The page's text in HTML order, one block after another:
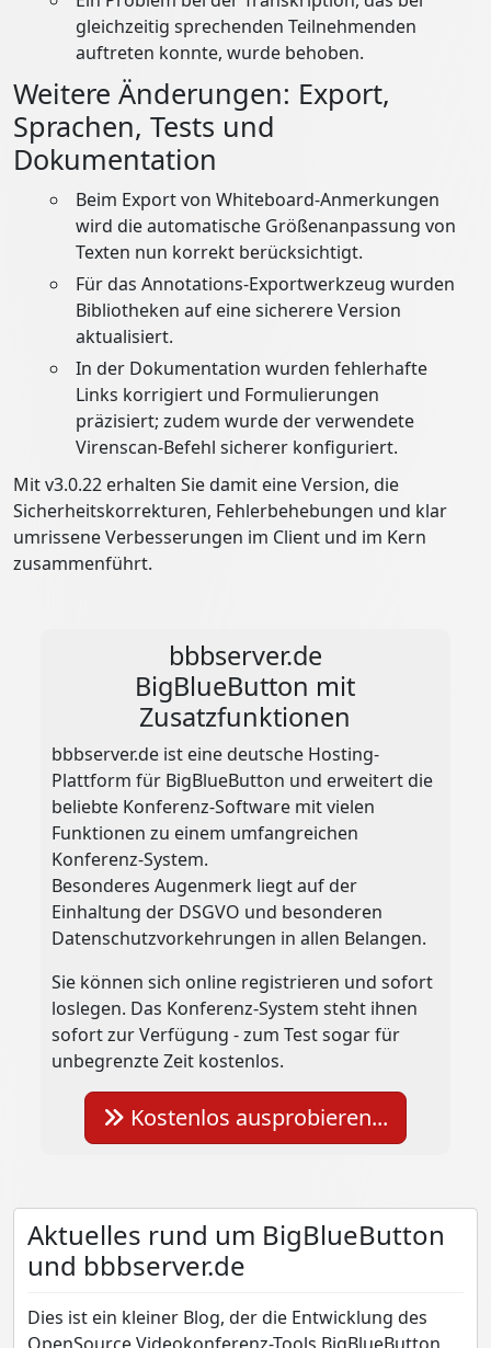
gleichzeitig sprechenden Teilnehmenden
auftreten konnte, wurde behoben.
Weitere Änderungen: Export,
Sprachen, Tests und
Dokumentation
Beim Export von Whiteboard‑Anmerkungen
wird die automatische Größenanpassung von
Texten nun korrekt berücksichtigt.
Für das Annotations‑Exportwerkzeug wurden
Bibliotheken auf eine sicherere Version
aktualisiert.
In der Dokumentation wurden fehlerhafte
Links korrigiert und Formulierungen
präzisiert; zudem wurde der verwendete
Virenscan‑Befehl sicherer konfiguriert.
Mit v3.0.22 erhalten Sie damit eine Version, die
Sicherheitskorrekturen, Fehlerbehebungen und klar
umrissene Verbesserungen im Client und im Kern
zusammenführt.
bbbserver.de
BigBlueButton mit
Zusatzfunktionen
bbbserver.de ist eine deutsche Hosting-
Plattform für BigBlueButton und erweitert die
beliebte Konferenz-Software mit vielen
Funktionen zu einem umfangreichen
Konferenz-System.
Besonderes Augenmerk liegt auf der
Einhaltung der DSGVO und besonderen
Datenschutzvorkehrungen in allen Belangen.
Sie können sich online registrieren und sofort
loslegen. Das Konferenz-System steht ihnen
sofort zur Verfügung - zum Test sogar für
unbegrenzte Zeit kostenlos.
Kostenlos ausprobieren...
Aktuelles rund um BigBlueButton
und bbbserver.de
Dies ist ein kleiner Blog, der die Entwicklung des